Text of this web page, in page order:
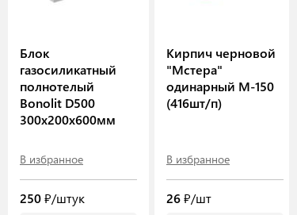
Блок
газосиликатный
полнотелый
Bonolit D500
300х200х600мм
В избранное
250₽/штук
Кирпич черновой
"Мстера"
одинарный М-150
(416шт/п)
В избранное
26₽/шт